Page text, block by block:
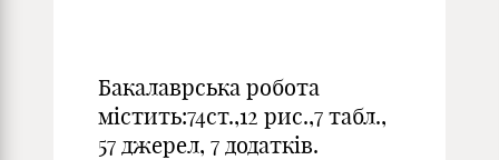
Бакалаврська робота
містить:74ст.,12 рис.,7 табл.,
57 джерел, 7 додатків.